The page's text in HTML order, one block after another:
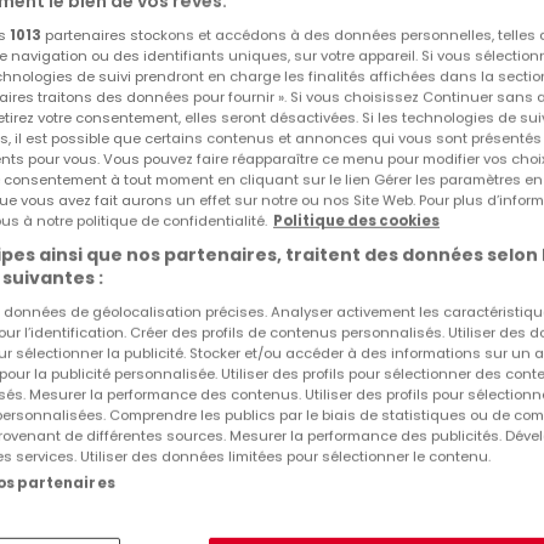
Bureaux à louer Buschdorf
Autres recherches suggérées
Bureaux à Buschdorf
Agences immobilières à Buschdorf
1013 partenaires stockons et accédons à des données personnelles, telles
navigation ou des identifiants uniques, sur votre appareil. Si vous
de suivi prendront en charge les finalités affichées dans la
traitons des données pour fournir ». Si vous choisissez Continuer sans
votre consentement, elles seront désactivées. Si les technologies de
il est possible que certains contenus et annonces qui vous sont
pour vous. Vous pouvez faire réapparaître ce menu pour modifier vos
consentement à tout moment en cliquant sur le lien Gérer les paramètres
vous avez fait aurons un effet sur notre ou nos Site Web. Pour plus
à notre politique de confidentialité. Politique des cookies
ainsi que nos partenaires, traitent des données selon
:
données de géolocalisation précises. Analyser activement les
l’identification. Créer des profils de contenus personnalisés. Utiliser des
sélectionner la publicité. Stocker et/ou accéder à des informations sur un
la publicité personnalisée. Utiliser des profils pour sélectionner des
Mesurer la performance des contenus. Utiliser des profils pour
Comprendre les publics par le biais de statistiques ou de
de différentes sources. Mesurer la performance des publicités.
services. Utiliser des données limitées pour sélectionner le contenu.
partenaires